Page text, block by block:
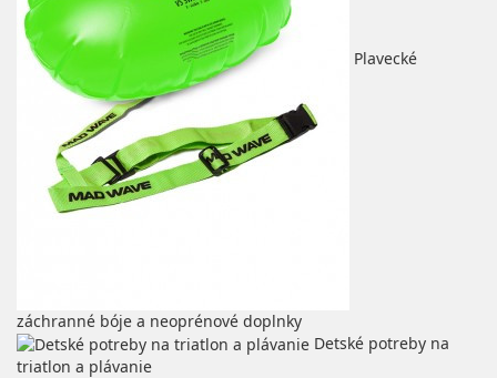
Plavecké
záchranné bóje a neoprénové doplnky
Detské potreby na
triatlon a plávanie